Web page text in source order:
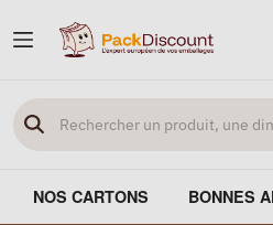
NOS CARTONS BONNES